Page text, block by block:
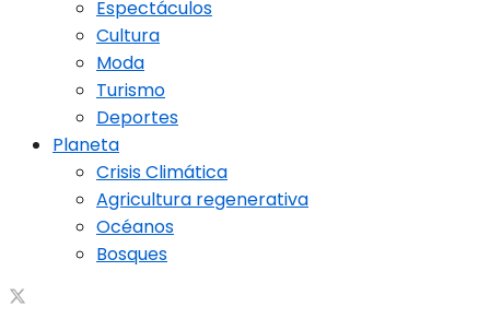
Espectáculos
Cultura
Moda
Turismo
Deportes
Planeta
Crisis Climática
Agricultura regenerativa
Océanos
Bosques